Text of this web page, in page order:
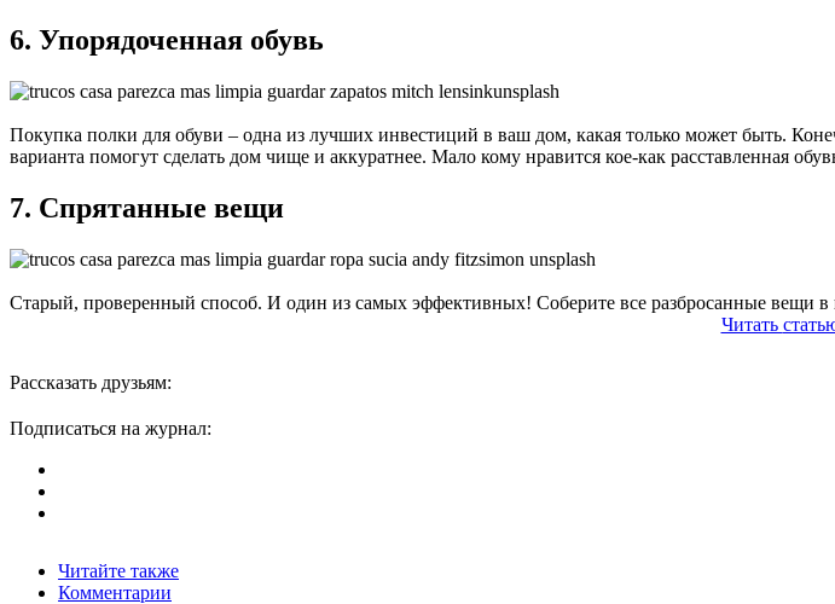
6. Упорядоченная обувь
Покупка полки для обуви – одна из лучших инвестиций в ваш дом, какая только может быть.
варианта помогут сделать дом чище и аккуратнее. Мало кому нравится кое-как расставленная
7. Спрятанные вещи
Старый, проверенный способ. И один из самых эффективных! Соберите все разбросанные вещи в
Читать
Рассказать друзьям:
Подписаться на журнал:
Читайте также
Комментарии